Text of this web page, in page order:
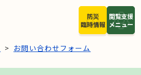
閲覧支援
メニュー
防災
臨時情報
お問い合わせフォーム